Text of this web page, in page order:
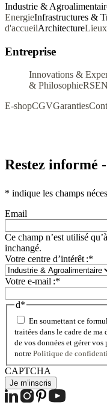
Industrie &
EnergieInfrastructures &
d'accueilArchitectureLieux
Entreprise
Innovations &
& PhilosophieRSE
E-shopCGVGaranties
Restez informé
* indique les champs
Email
Ce champ n’est utilisé
inchangé.
Votre centre d’intérêt :*
Votre e-mail :*
d*
En soumettant ce
traitées dans le cadre de
de vos données et gérer
notre Politique de
CAPTCHA